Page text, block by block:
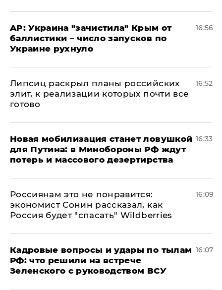
AP: Украина "зачистила" Крым от
баллистики – число запусков по
Украине рухнуло
16:56
Липсиц раскрыл планы российских
элит, к реализации которых почти все
готово
16:52
​Новая мобилизация станет ловушкой
для Путина: в Минобороны РФ ждут
потерь и массового дезертирства
16:33
Россиянам это не понравится:
экономист Сонин рассказал, как
Россия будет "спасать" Wildberries
16:09
Кадровые вопросы и удары по тылам
РФ: что решили на встрече
Зеленского с руководством ВСУ
16:07